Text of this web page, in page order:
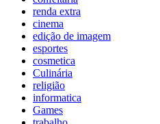
renda extra
cinema
edição de imagem
esportes
cosmetica
Culinária
religião
informatica
Games